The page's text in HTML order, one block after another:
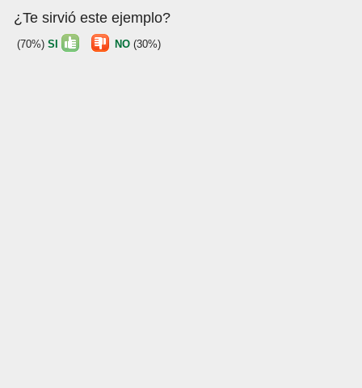
¿Te sirvió este ejemplo?
(70%) SI NO (30%)